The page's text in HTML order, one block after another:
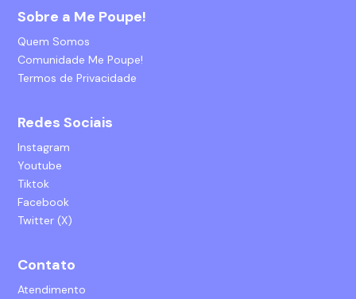
Sobre a Me Poupe!
Quem Somos
Comunidade Me Poupe!
Termos de Privacidade
Redes Sociais
Instagram
Youtube
Tiktok
Facebook
Twitter (X)
Contato
Atendimento